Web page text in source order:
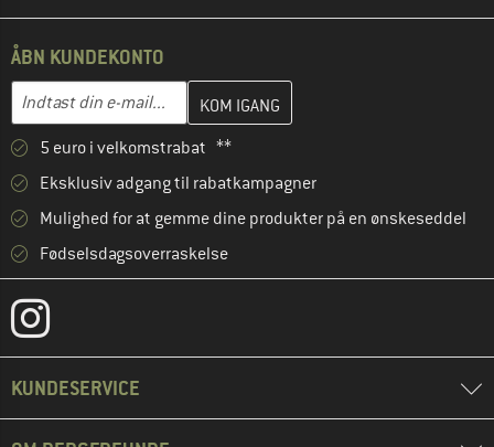
ÅBN KUNDEKONTO
Indtast din e-mail...
Indtast din e-mailadresse her, og opret i næste trin din
5 euro i velkomstrabat **
Eksklusiv adgang til rabatkampagner
Mulighed for at gemme dine produkter på en ønskeseddel
Fødselsdagsoverraskelse
KUNDESERVICE